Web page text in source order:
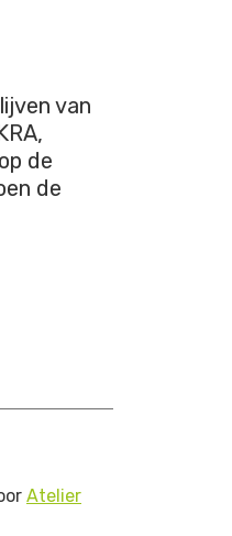
van
de
de
Atelier